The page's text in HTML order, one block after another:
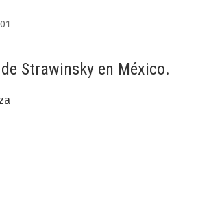
Strawinsky en México.